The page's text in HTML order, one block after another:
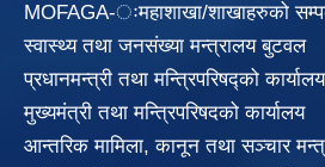
MOFAGA-ःमहाशाखा/शाखाहरुको
स्वास्थ्य तथा जनसंख्या मन्त्रालय बुटवल
प्रधानमन्त्री तथा मन्त्रिपरिषद्को कार्यालय
मुख्यमंत्री तथा मन्त्रिपरिषदको कार्यालय
आन्तरिक मामिला, कानून तथा सञ्चार